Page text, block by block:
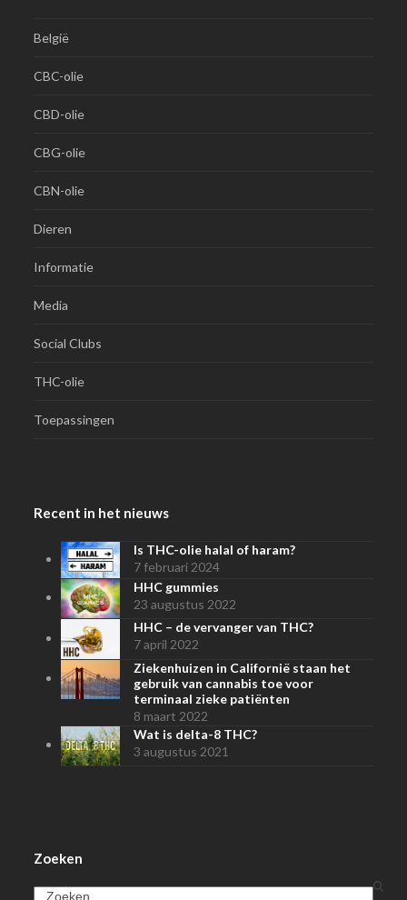
België
CBC-olie
CBD-olie
CBG-olie
CBN-olie
Dieren
Informatie
Media
Social Clubs
THC-olie
Toepassingen
Recent in het nieuws
Is THC-olie halal of haram?
7 februari 2024
HHC gummies
23 augustus 2022
HHC – de vervanger van THC?
7 april 2022
Ziekenhuizen in Californië staan het
gebruik van cannabis toe voor
terminaal zieke patiënten
8 maart 2022
Wat is delta-8 THC?
3 augustus 2021
Zoeken
Search